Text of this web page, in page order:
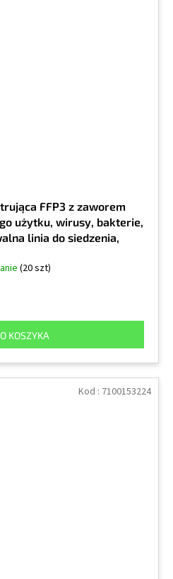
FFP3 z zaworem
użytku, wirusy, bakterie,
linia do siedzenia,
(20 szt)
KOSZYKA
Kod : 7100153224